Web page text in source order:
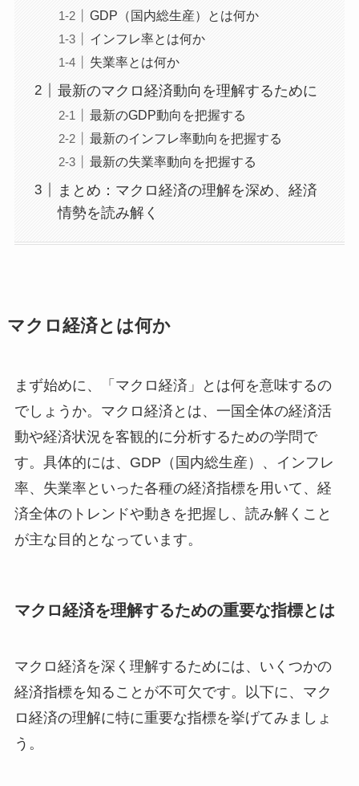
GDP（国内総生産）とは何か
インフレ率とは何か
失業率とは何か
最新のマクロ経済動向を理解するために
最新のGDP動向を把握する
最新のインフレ率動向を把握する
最新の失業率動向を把握する
まとめ：マクロ経済の理解を深め、経済
情勢を読み解く
マクロ経済とは何か
まず始めに、「マクロ経済」とは何を意味するの
でしょうか。マクロ経済とは、一国全体の経済活
動や経済状況を客観的に分析するための学問で
す。具体的には、GDP（国内総生産）、インフレ
率、失業率といった各種の経済指標を用いて、経
済全体のトレンドや動きを把握し、読み解くこと
が主な目的となっています。
マクロ経済を理解するための重要な指標とは
マクロ経済を深く理解するためには、いくつかの
経済指標を知ることが不可欠です。以下に、マク
ロ経済の理解に特に重要な指標を挙げてみましょ
う。